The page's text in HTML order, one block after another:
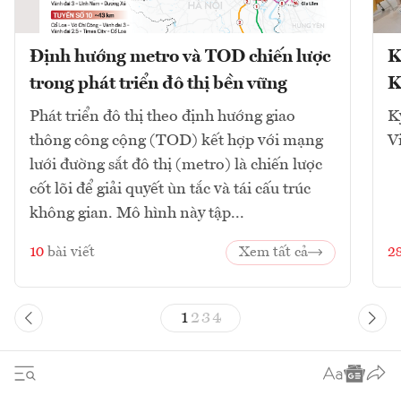
Định hướng metro và TOD chiến lược
trong phát triển đô thị bền vững
Phát triển đô thị theo định hướng giao
thông công cộng (TOD) kết hợp với mạng
lưới đường sắt đô thị (metro) là chiến lược
cốt lõi để giải quyết ùn tắc và tái cấu trúc
không gian. Mô hình này tập...
10 bài viết Xem tất cả
1 23 4